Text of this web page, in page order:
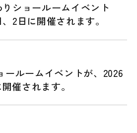
で問い合わせる
34-2044
水曜日・毎月第1火曜日
で問い合わせる
ショールームイベント
2日に開催されます。
ールームイベントが、2026
催されます。